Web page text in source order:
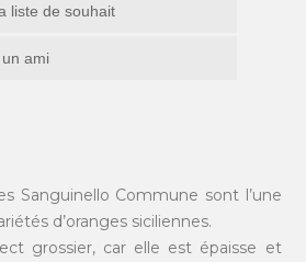
liste de souhait
ami
Sanguinello Commune sont l’une
d’oranges siciliennes.
grossier, car elle est épaisse et